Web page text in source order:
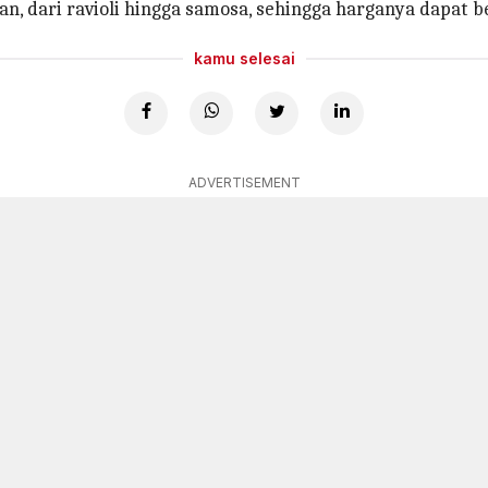
dari ravioli hingga samosa, sehingga harganya dapat
kamu selesai
ADVERTISEMENT